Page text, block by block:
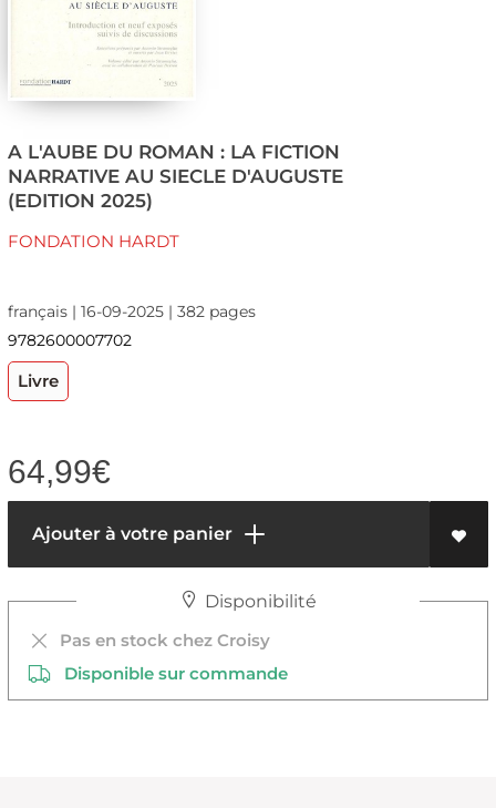
A L'AUBE DU ROMAN : LA FICTION
NARRATIVE AU SIECLE D'AUGUSTE
(EDITION 2025)
FONDATION HARDT
français | 16-09-2025 | 382 pages
9782600007702
Livre
64,99€
Ajouter à votre panier
Disponibilité
Pas en stock chez Croisy
Disponible sur commande